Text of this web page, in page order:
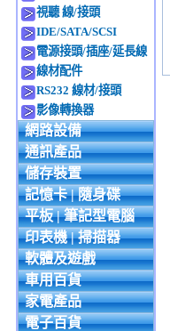
視聽 線/接頭
IDE/SATA/SCSI
電源接頭/插座/延長線
線材配件
RS232 線材/接頭
影像轉換器
網路設備
通訊產品
儲存裝置
記憶卡 | 隨身碟
平板 | 筆記型電腦
印表機 | 掃描器
軟體及遊戲
車用百貨
家電產品
電子百貨